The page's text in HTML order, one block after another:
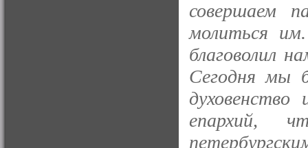
совершаем
молиться
благоволил
Сегодня мы
епархий,